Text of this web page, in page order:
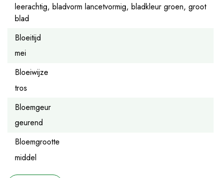
leerachtig, bladvorm lancetvormig, bladkleur groen, groot
blad
Bloeitijd
mei
Bloeiwijze
tros
Bloemgeur
geurend
Bloemgrootte
middel